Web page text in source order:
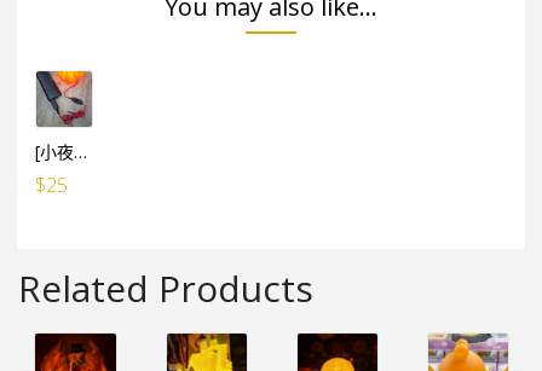
[小夜燈專用] USB小電池 線1米長 (有開關制)
$25
Related Products